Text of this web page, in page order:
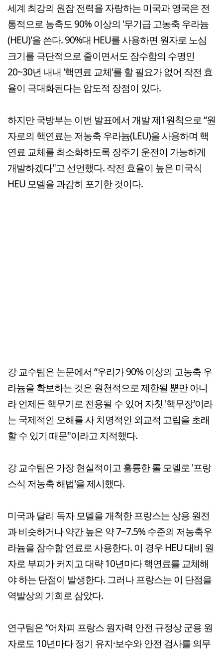
세계 최강의 원잠 전력을 자랑하는 미국과 영국은 전
통적으로 농축도 90% 이상의 '무기급 고농축 우라늄
(HEU)'을 쓴다. 90%대 HEU를 사용하면 원자로 노심
크기를 극단적으로 줄이면서도 잠수함의 수명인
20~30년 내내 '핵연료 교체'를 할 필요가 없어 작전 효
율이 극대화된다는 압도적 장점이 있다.
하지만 국방부는 이번 발표에서 개발 제1원칙으로 “원
자로의 핵연료는 저농축 우라늄(LEU)을 사용하며 핵
연료 교체를 최소화하도록 장주기 운전이 가능하게
개발하겠다"고 선언했다. 작전 효율이 높은 미국식
HEU 모델을 과감히 포기한 것이다.
강 교수팀은 논문에서 “우리가 90% 이상의 고농축 우
라늄을 확보하는 것은 원천적으로 제한될 뿐만 아니
라 언제든 핵무기로 전용될 수 있어 자칫 '핵무장'이라
는 국제적인 오해를 사 치명적인 외교적 고립을 초래
할 수 있기 때문"이라고 지적했다.
강 교수팀은 가장 현실적이고 훌륭한 롤 모델로 '프랑
스식 저농축 해법'을 제시했다.
미국과 달리 독자 모델을 개척한 프랑스는 상용 원전
과 비슷하거나 약간 높은 약 7~7.5% 수준의 저농축우
라늄을 잠수함 연료로 사용한다. 이 경우 HEU 대비 원
자로 부피가 커지고 대략 10년마다 핵연료를 교체해
야 하는 단점이 발생한다. 그러나 프랑스는 이 단점을
역발상의 기회로 삼았다.
연구팀은 “어차피 프랑스 원자력 안전 규정상 군용 원
자로도 10년마다 정기 유지·보수와 안전 검사를 의무